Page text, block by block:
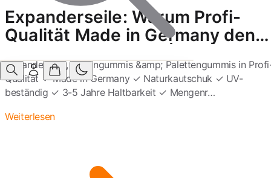
Expanderseile: Warum Profi-
Qualität Made in Germany den
Spanngummishop
Expanderseile, Spanngummis &amp; Palettengummis in
Qualität ✓ Made in Germany ✓ Naturkautschuk ✓ UV-
beständig ✓ 3-5 Jahre Haltbarkeit ✓ Mengenr…
Weiterlesen